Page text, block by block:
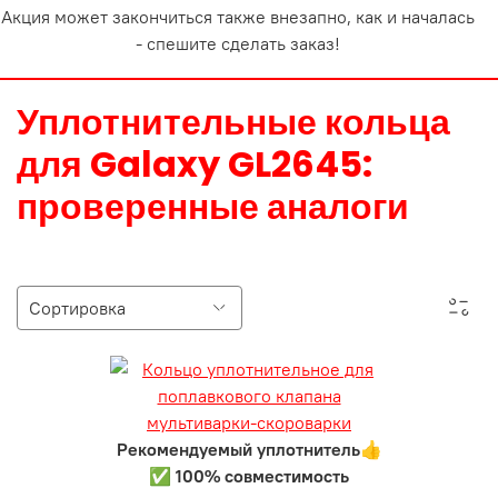
Акция может закончиться также внезапно, как и началась
- спешите сделать заказ!
Уплотнительные кольца
для Galaxy GL2645:
проверенные аналоги
Рекомендуемый уплотнитель👍
✅ 100% совместимость